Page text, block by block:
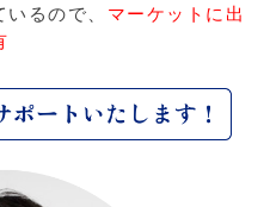
るので、 マーケットに出